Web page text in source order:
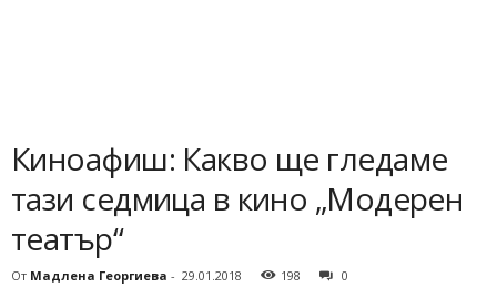
Киноафиш: Какво ще гледаме
тази седмица в кино „Модерен
театър“
От Мадлена Георгиева - 29.01.2018 198 0